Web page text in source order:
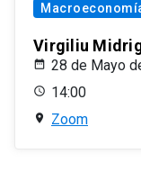
Virgiliu
28 de Mayo
14:00
Zoom